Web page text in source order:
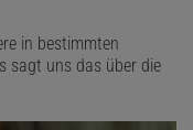
in bestimmten
sagt uns das über die